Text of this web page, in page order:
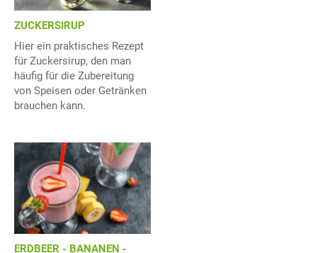
ZUCKERSIRUP
Hier ein praktisches Rezept
für Zuckersirup, den man
häufig für die Zubereitung
von Speisen oder Getränken
brauchen kann.
ERDBEER - BANANEN -